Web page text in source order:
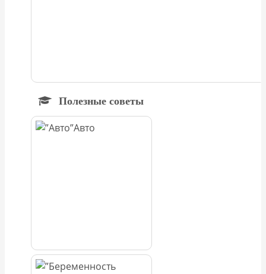
Полезные советы
Авто